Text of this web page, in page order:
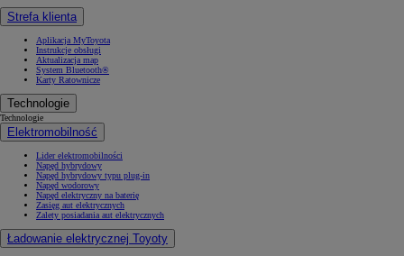
Strefa klienta
Aplikacja MyToyota
Instrukcje obsługi
Aktualizacja map
System Bluetooth®
Karty Ratownicze
Technologie
Technologie
Elektromobilność
Lider elektromobilności
Napęd hybrydowy
Napęd hybrydowy typu plug-in
Napęd wodorowy
Napęd elektryczny na baterię
Zasięg aut elektrycznych
Zalety posiadania aut elektrycznych
Ładowanie elektrycznej Toyoty